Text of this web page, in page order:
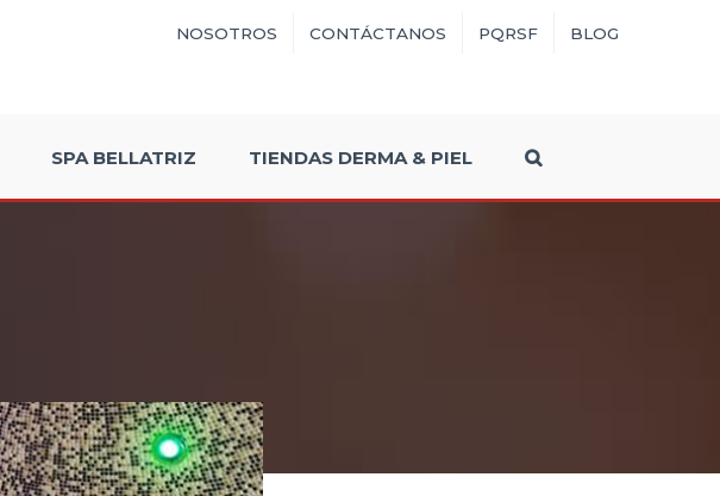
NOSOTROS CONTÁCTANOS PQRSF BLOG
SPA BELLATRIZ TIENDAS DERMA & PIEL